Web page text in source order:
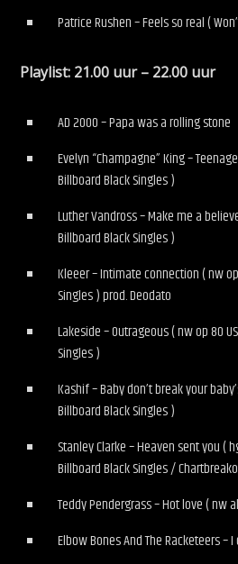
Patrice Rushen – Feels so real (
Playlist: 21.00 uur – 22.00 uur
AD 2000 – Papa was a rolling stone
Evelyn “Champagne” King –
Billboard Black Singles )
Luther Vandross – Make me a
Billboard Black Singles )
Kleeer – Intimate connection ( nw
Singles ) prod. Deodato
Lakeside – Outrageous ( nw op 80
Singles )
Kashif – Baby don’t break your
Billboard Black Singles )
Stanley Clarke – Heaven sent you (
Billboard Black Singles /
Teddy Pendergrass – Hot love ( nw
Elbow Bones And The Racketeers –